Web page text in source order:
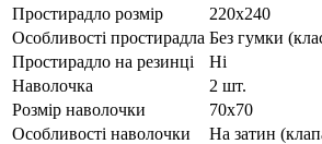
Простирадло розмір
220х240
Особливості простирадла Без гумки
Простирадло на резинці
Ні
Наволочка
2 шт.
Розмір наволочки
70х70
Особливості наволочки
На затин